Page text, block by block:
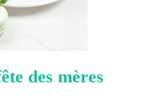
des mères